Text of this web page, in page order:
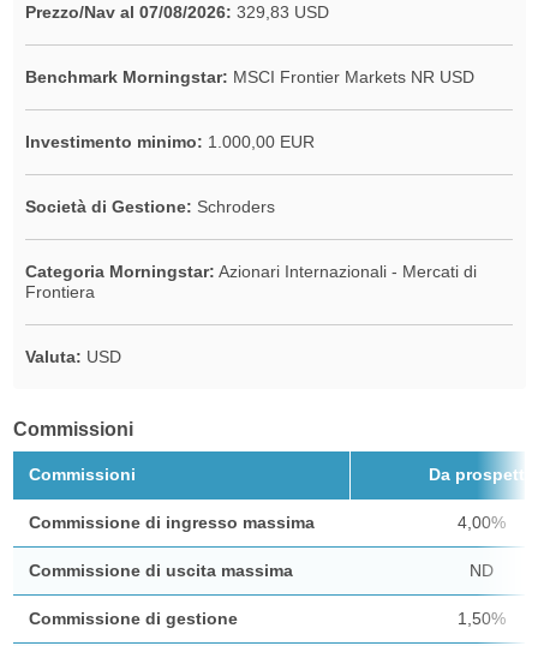
Prezzo/Nav al 07/08/2026: 329,83 USD
Benchmark Morningstar: MSCI Frontier Markets NR USD
Investimento minimo: 1.000,00 EUR
Società di Gestione: Schroders
Categoria Morningstar: Azionari Internazionali - Mercati di
Frontiera
Valuta: USD
Commissioni
Commissioni Da prospetto
Commissione di ingresso massima 4,00%
Commissione di uscita massima ND
Commissione di gestione 1,50%